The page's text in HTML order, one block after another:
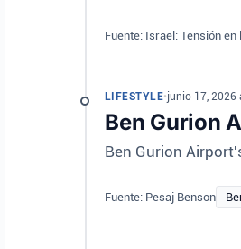
Fuente: Israel: Tensión
LIFESTYLE•junio 17, 2026
Ben Gurion
Ben Gurion
Fuente: Pesaj Benson